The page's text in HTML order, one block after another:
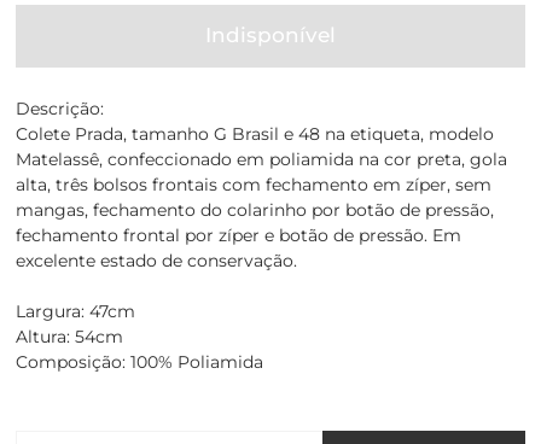
Indisponível
Descrição:
Colete Prada, tamanho G Brasil e 48 na etiqueta, modelo
Matelassê, confeccionado em poliamida na cor preta, gola
alta, três bolsos frontais com fechamento em zíper, sem
mangas, fechamento do colarinho por botão de pressão,
fechamento frontal por zíper e botão de pressão. Em
excelente estado de conservação.
Largura: 47cm
Altura: 54cm
Composição: 100% Poliamida